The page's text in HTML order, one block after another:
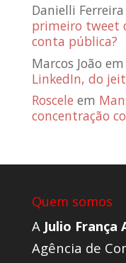
Danielli Ferreira
primeiro tweet
conta pública?
Marcos João em
LinkedIn, do
Roscele em
concentração
Quem somos
A Julio França
Agência de